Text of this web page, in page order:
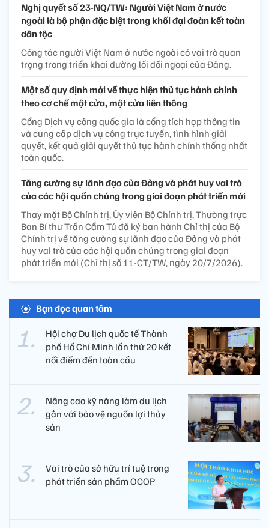
Nghị quyết số 23-NQ/TW: Người Việt Nam ở nước
ngoài là bộ phận đặc biệt trong khối đại đoàn kết toàn
dân tộc
Công tác người Việt Nam ở nước ngoài có vai trò quan
trọng trong triển khai đường lối đối ngoại của Đảng.
Một số quy định mới về thực hiện thủ tục hành chính
theo cơ chế một cửa, một cửa liên thông
Cổng Dịch vụ công quốc gia là cổng tích hợp thông tin
và cung cấp dịch vụ công trực tuyến, tình hình giải
quyết, kết quả giải quyết thủ tục hành chính thống nhất
toàn quốc.
Tăng cường sự lãnh đạo của Đảng và phát huy vai trò
của các hội quần chúng trong giai đoạn phát triển mới
Thay mặt Bộ Chính trị, Ủy viên Bộ Chính trị, Thường trực
Ban Bí thư Trần Cẩm Tú đã ký ban hành Chỉ thị của Bộ
Chính trị về tăng cường sự lãnh đạo của Đảng và phát
huy vai trò của các hội quần chúng trong giai đoạn
phát triển mới (Chỉ thị số 11-CT/TW, ngày 20/7/2026).
Bạn đọc quan tâm
Hội chợ Du lịch quốc tế Thành
phố Hồ Chí Minh lần thứ 20 kết
nối điểm đến toàn cầu
Nâng cao kỹ năng làm du lịch
gắn với bảo vệ nguồn lợi thủy
sản
Vai trò của sở hữu trí tuệ trong
phát triển sản phẩm OCOP